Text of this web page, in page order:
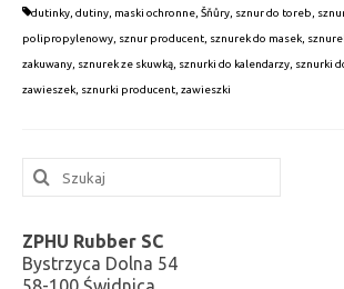
Taśmy i tasiemki
Gumki zakuwane
Gummibänder und Kordeln
Inne usługi
dutinky, dutiny, maski ochronne, Šňůry, sznur do toreb,
polipropylenowy, sznur producent, sznurek do masek,
zakuwany, sznurek ze skuwką, sznurki do kalendarzy, sznurki
zawieszek, sznurki producent, zawieszki
ZPHU Rubber SC
Bystrzyca Dolna 54